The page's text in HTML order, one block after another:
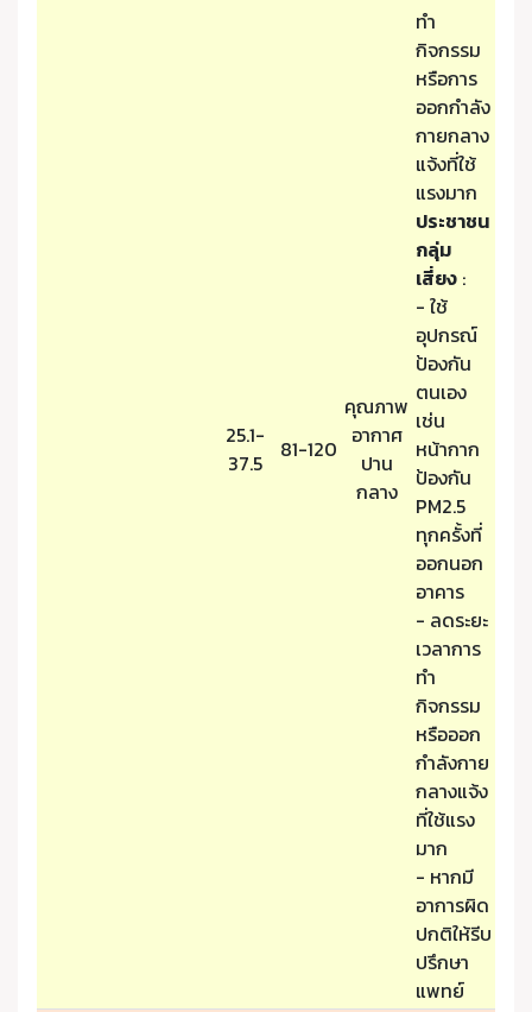
25.1-
37.5
81-120
คุณภาพ
อากาศ
ปาน
กลาง
ทำ
กิจกรรม
หรือการ
ออกกำลัง
กายกลาง
แจ้งที่ใช้
แรงมาก
ประชาชน
กลุ่ม
เสี่ยง :
- ใช้
อุปกรณ์
ป้องกัน
ตนเอง
เช่น
หน้ากาก
ป้องกัน
PM2.5
ทุกครั้งที่
ออกนอก
อาคาร
- ลดระยะ
เวลาการ
ทำ
กิจกรรม
หรือออก
กำลังกาย
กลางแจ้ง
ที่ใช้แรง
มาก
- หากมี
อาการผิด
ปกติให้รีบ
ปรึกษา
แพทย์